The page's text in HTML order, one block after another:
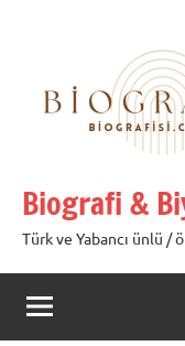
Biografi &
Türk ve Yabancı ünlü